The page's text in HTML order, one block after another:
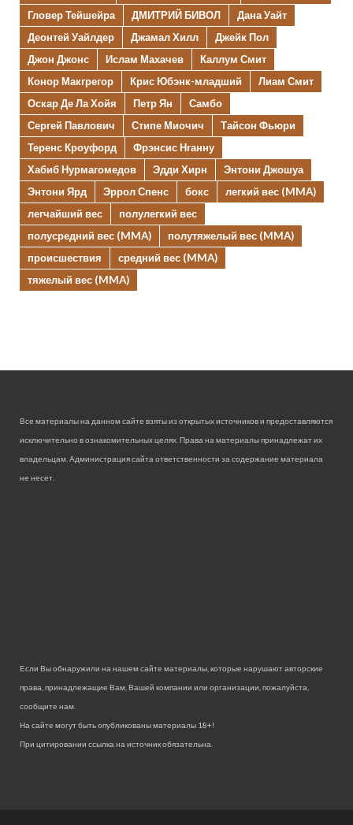
Гловер Тейшейра
ДМИТРИЙ БИВОЛ
Дана Уайт
Деонтей Уайлдер
Джамал Хилл
Джейк Пол
Джон Джонс
Ислам Махачев
Каллум Смит
Конор Макгрегор
Крис Юбэнк-младший
Лиам Смит
Оскар Де Ла Хойя
Петр Ян
Самбо
Сергей Павлович
Стипе Миочич
Тайсон Фьюри
Теренс Кроуфорд
Фрэнсис Нганну
Хабиб Нурмагомедов
Эдди Хирн
Энтони Джошуа
Энтони Ярд
Эррол Спенс бокс
легкий вес (MMA)
легчайший вес
полулегкий вес
полусредний вес (MMA)
полутяжелый вес (MMA)
происшествия
средний вес (MMA)
тяжелый вес (MMA)
Все материалы на данном сайте взяты из открытых источников и предоставляются
исключительно в ознакомительных целях. Права на материалы принадлежат их
владельцам. Администрация сайта ответственности за содержание материала
не несет.
Если Вы обнаружили на нашем сайте материалы, которые нарушают авторские
права, принадлежащие Вам, Вашей компании или организации, пожалуйста,
сообщите нам.
На сайте могут быть опубликованы материалы 18+!
При цитировании ссылка на источник обязательна.